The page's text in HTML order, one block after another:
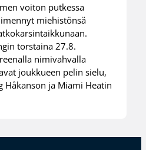
voiton putkessa
miehistönsä
torstaina 27.8.
nimivahvalla
joukkueen pelin sielu,
Håkanson ja Miami Heatin